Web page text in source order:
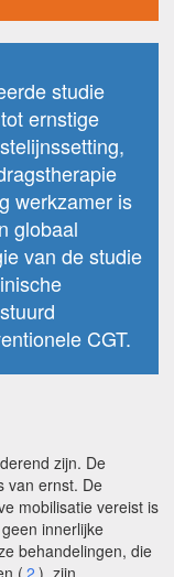
studie
ernstige
werkzamer is
globaal
van de studie
CGT.
zijn. De
van ernst. De
mobilisatie vereist is
innerlijke
behandelingen, die
( 2 ), zijn